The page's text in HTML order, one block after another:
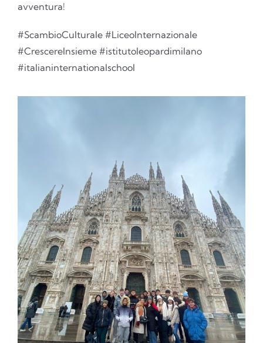
avventura!
#ScambioCulturale #LiceoInternazionale
#CrescereInsieme #istitutoleopardimilano
#italianinternationalschool